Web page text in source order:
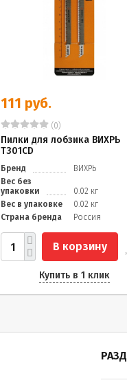
111 руб.
(0)
Пилки для лобзика ВИХРЬ
Т301CD
Бренд
ВИХРЬ
Вес без
упаковки
0.02 кг
Вес в упаковке
0.02 кг
Страна бренда
Россия
В корзину
Купить в 1 клик